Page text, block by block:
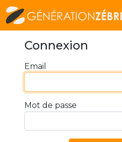
Connexion
Email
Mot de passe